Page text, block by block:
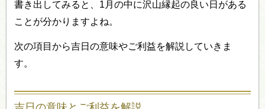
書き出してみると、1月の中に沢山縁起の良い日がある
ことが分かりますよね。
次の項目から吉日の意味やご利益を解説していきま
す。